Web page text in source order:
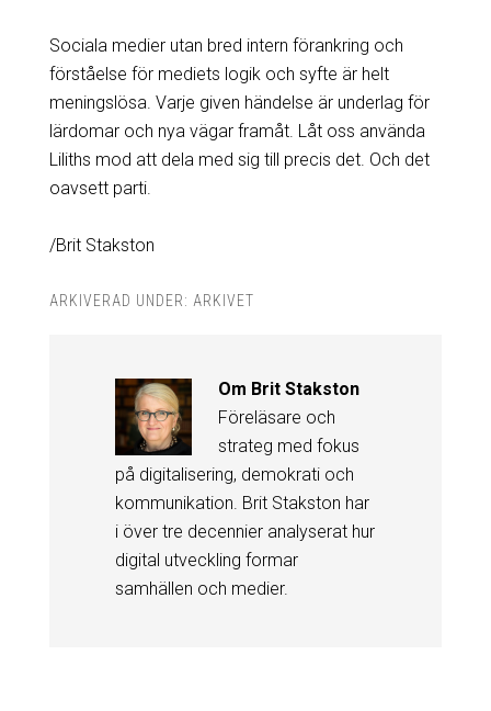
Sociala medier utan bred intern förankring och
förståelse för mediets logik och syfte är helt
meningslösa. Varje given händelse är underlag för
lärdomar och nya vägar framåt. Låt oss använda
Liliths mod att dela med sig till precis det. Och det
oavsett parti.
/Brit Stakston
ARKIVERAD UNDER: ARKIVET
Om Brit Stakston
Föreläsare och
strateg med fokus
på digitalisering, demokrati och
kommunikation. Brit Stakston har
i över tre decennier analyserat hur
digital utveckling formar
samhällen och medier.